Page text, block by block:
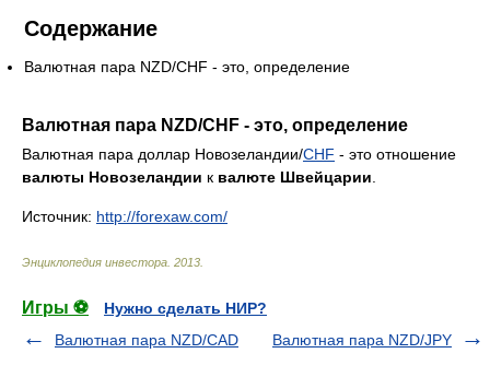
Содержание
Валютная пара NZD/CHF - это, определение
Валютная пара NZD/CHF - это, определение
Валютная пара доллар Новозеландии/CHF - это отношение
валюты Новозеландии к валюте Швейцарии
Источник: http://forexaw.com/
Энциклопедия инвестора 2013
Игры ⚽
Нужно сделать НИР?
Валютная пара NZD/CAD
Валютная пара NZD/JPY